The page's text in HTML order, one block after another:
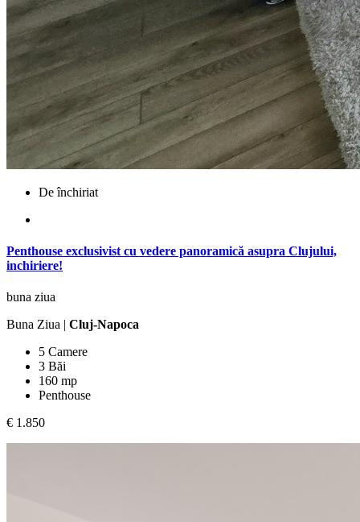
De închiriat
Penthouse exclusivist cu vedere panoramică asupra Clujului,
inchiriere!
buna ziua
Buna Ziua | Cluj-Napoca
5 Camere
3 Băi
160 mp
Penthouse
€ 1.850